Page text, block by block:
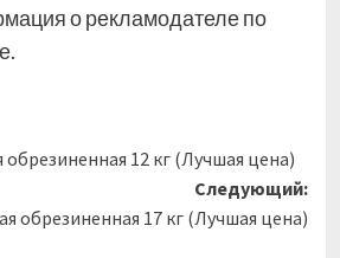
о рекламодателе по
обрезиненная 12 кг (Лучшая цена)
Следующий:
обрезиненная 17 кг (Лучшая цена)